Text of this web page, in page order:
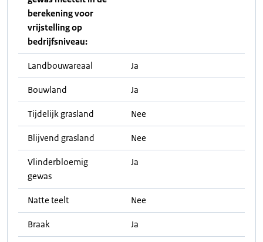
berekening voor
vrijstelling op
bedrijfsniveau:
Landbouwareaal Ja
Bouwland Ja
Tijdelijk grasland Nee
Blijvend grasland Nee
Vlinderbloemig
gewas
Ja
Natte teelt Nee
Braak Ja